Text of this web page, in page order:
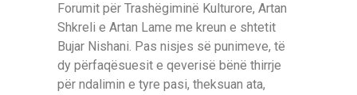
Forumit për Trashëgiminë Kulturore, Artan
Shkreli e Artan Lame me kreun e shtetit
Bujar Nishani. Pas nisjes së punimeve, të
dy përfaqësuesit e qeverisë bënë thirrje
për ndalimin e tyre pasi, theksuan ata,